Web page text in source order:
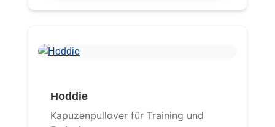
Hoddie
Kapuzenpullover für Training und